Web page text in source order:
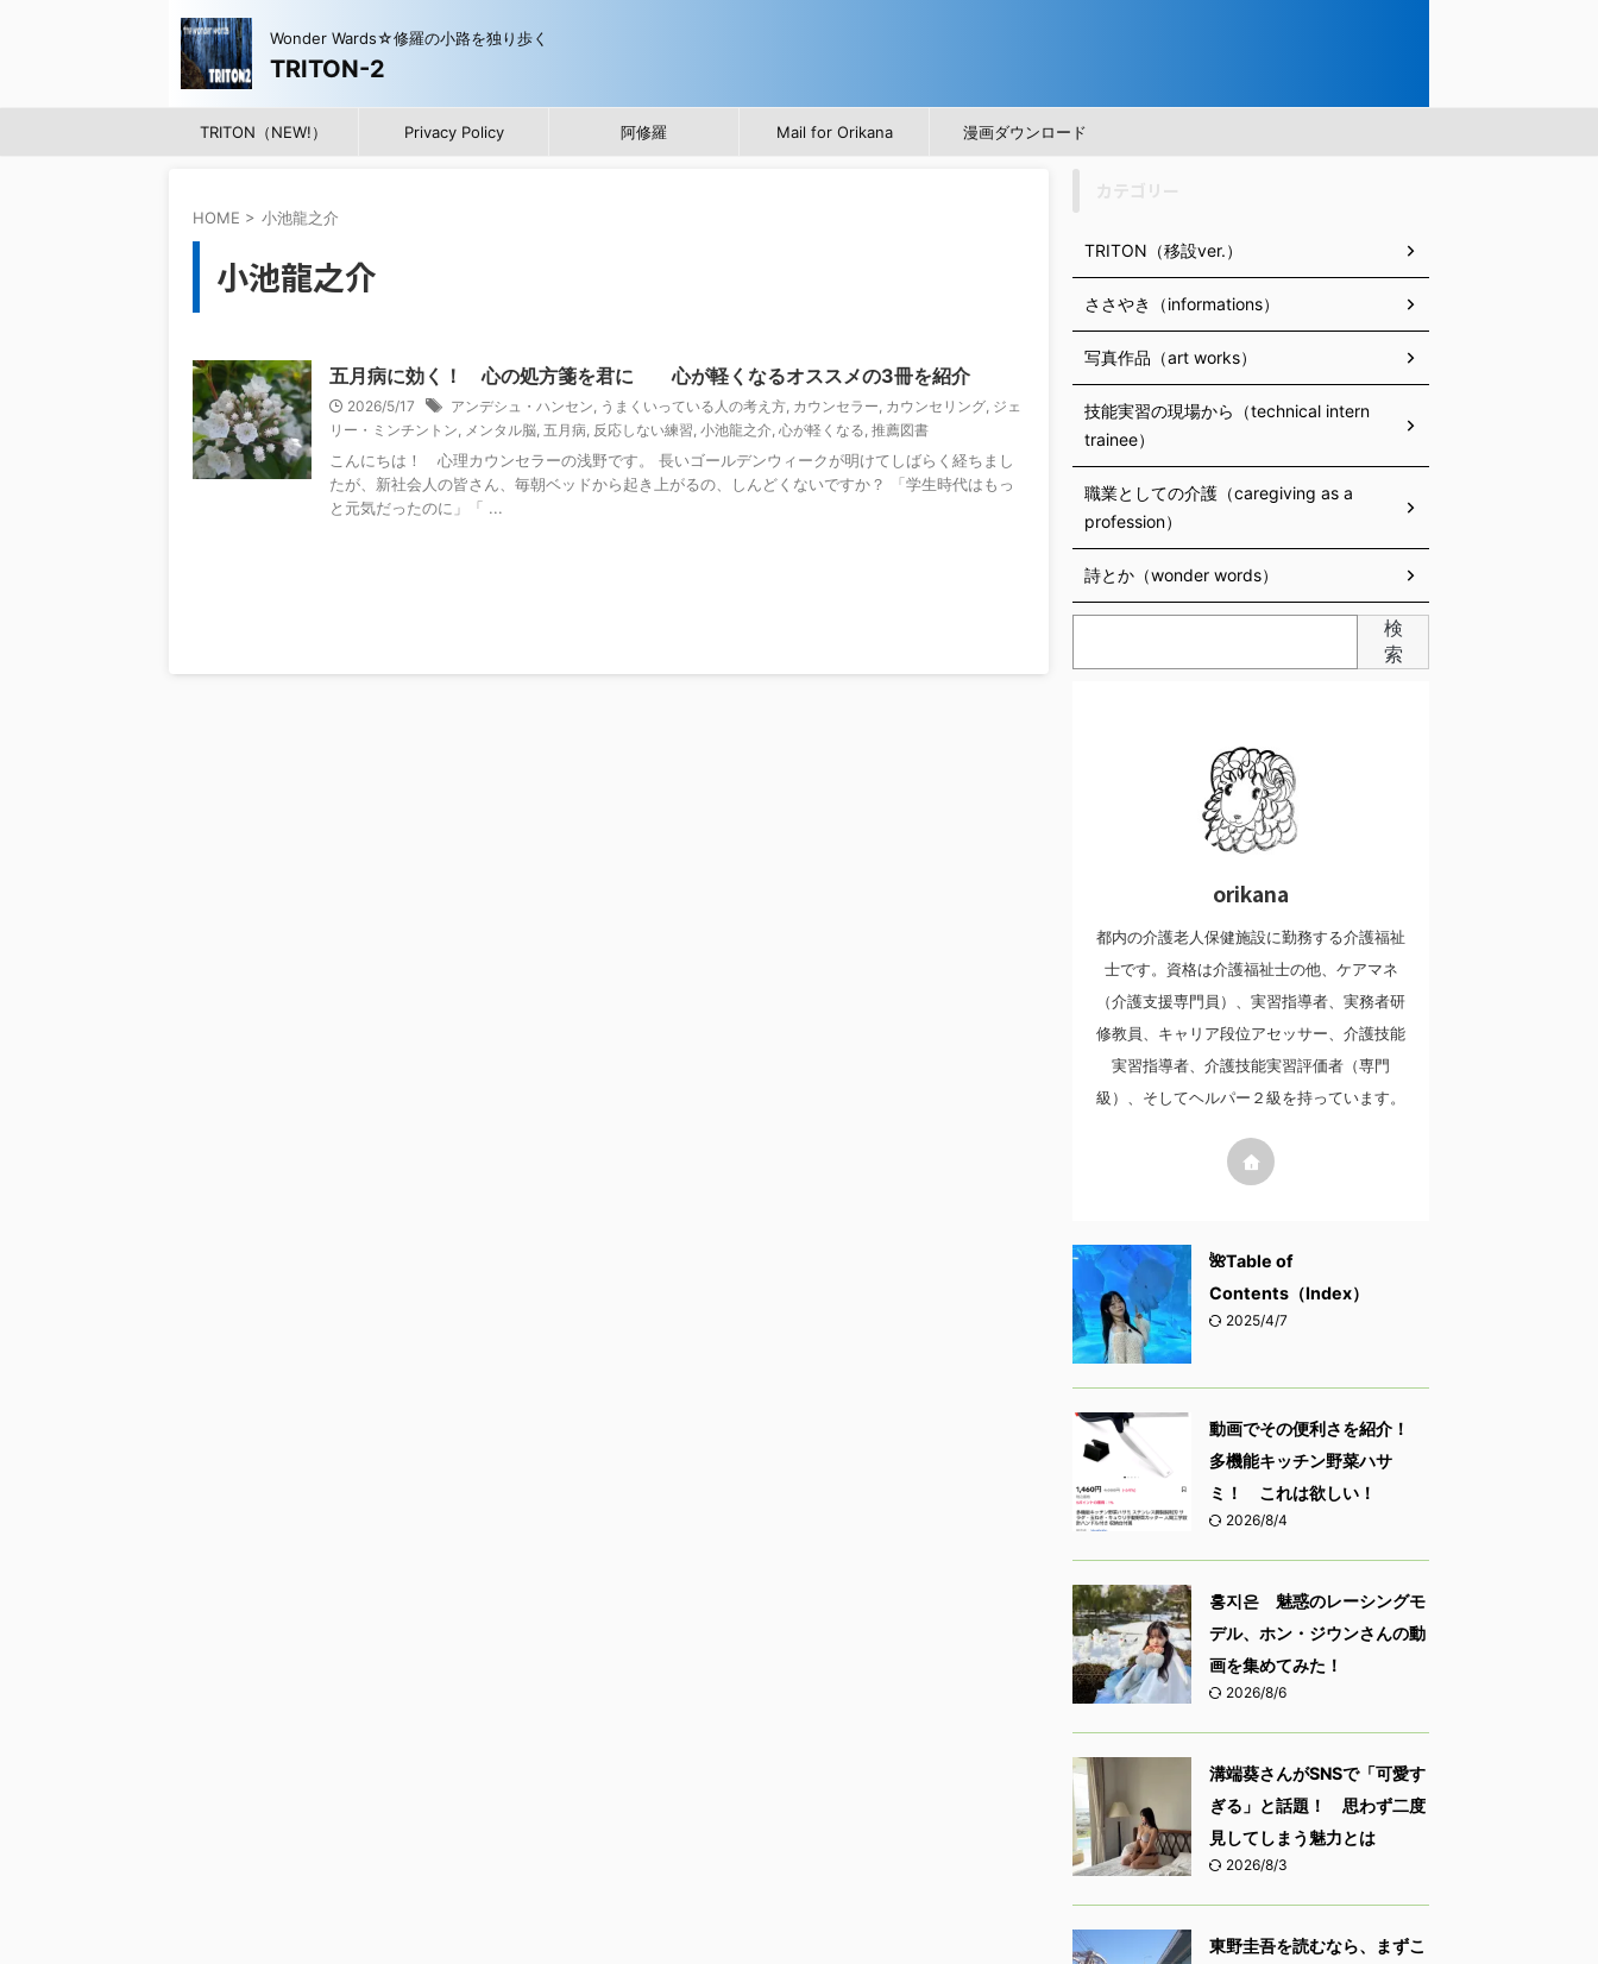
Wonder Wards☆修羅の小路を独り歩く
TRITON-2
TRITON（NEW!） Privacy Policy 阿修羅 Mail for Orikana 漫画ダウンロード
HOME > 小池龍之介
小池龍之介
五月病に効く！ 心の処方箋を君に 心が軽くなるオススメの3冊を紹介
2026/5/17 アンデシュ・ハンセン, うまくいっている人の考え方, カウンセラー, カウンセリング, ジェ
リー・ミンチントン, メンタル脳, 五月病, 反応しない練習, 小池龍之介, 心が軽くなる, 推薦図書
こんにちは！ 心理カウンセラーの浅野です。 長いゴールデンウィークが明けてしばらく経ちまし
たが、新社会人の皆さん、毎朝ベッドから起き上がるの、しんどくないですか？ 「学生時代はもっ
と元気だったのに」「 ...
TRITON（移設ver.）
ささやき（informations）
写真作品（art works）
技能実習の現場から（technical intern
trainee）
職業としての介護（caregiving as a
profession）
詩とか（wonder words）
検
索
orikana
都内の介護老人保健施設に勤務する介護福祉
士です。資格は介護福祉士の他、ケアマネ
（介護支援専門員）、実習指導者、実務者研
修教員、キャリア段位アセッサー、介護技能
実習指導者、介護技能実習評価者（専門
級）、そしてヘルパー２級を持っています。
🌺Table of
Contents（Index）
2025/4/7
動画でその便利さを紹介！
多機能キッチン野菜ハサ
ミ！ これは欲しい！
2026/8/4
홍지은 魅惑のレーシングモ
デル、ホン・ジウンさんの動
画を集めてみた！
2026/8/6
溝端葵さんがSNSで「可愛す
ぎる」と話題！ 思わず二度
見してしまう魅力とは
2026/8/3
東野圭吾を読むなら、まずこ